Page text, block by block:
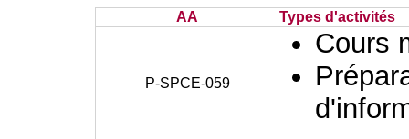
AA Types d'activités
P-SPCE-059
Cours